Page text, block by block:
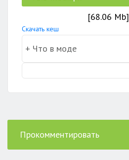
[68.06 Mb]
Скачать кеш
Прокомментировать